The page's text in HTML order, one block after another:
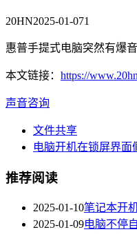
20HN2025-01-071
惠普手提式电脑突然有爆
本文链接： https://
声音咨询
文件共享
电脑开机在锁屏界面
推荐阅读
2025-01-10笔记本开
2025-01-09电脑不停